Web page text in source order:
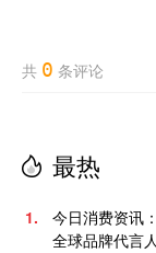
共 0 条评论
最热
1.
今日消费资讯
全球品牌代言人